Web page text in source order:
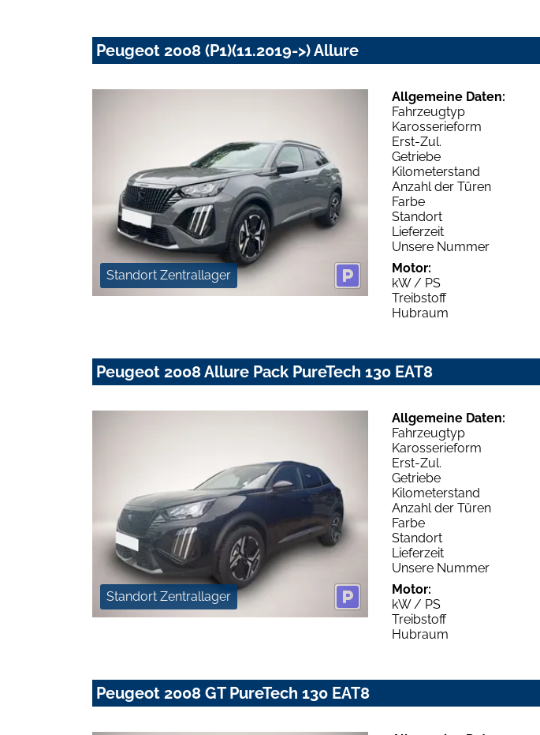
Peugeot 2008 (P1)(11.2019->) Allure
Standort Zentrallager
Allgemeine Daten:
Fahrzeugtyp
Karosserieform
Erst-Zul.
Getriebe
Kilometerstand
Anzahl der Türen
Farbe
Standort
Lieferzeit
Unsere Nummer
Motor:
kW / PS
Treibstoff
Hubraum
Peugeot 2008 Allure Pack PureTech 130 EAT8
Standort Zentrallager
Allgemeine Daten:
Fahrzeugtyp
Karosserieform
Erst-Zul.
Getriebe
Kilometerstand
Anzahl der Türen
Farbe
Standort
Lieferzeit
Unsere Nummer
Motor:
kW / PS
Treibstoff
Hubraum
Peugeot 2008 GT PureTech 130 EAT8